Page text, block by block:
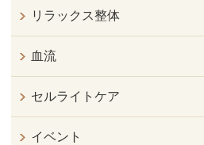
リラックス整体
血流
セルライトケア
イベント